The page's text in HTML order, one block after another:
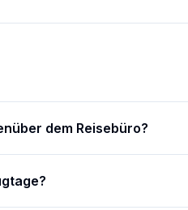
dem Reisebüro?